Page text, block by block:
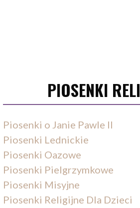
PIOSENKI
Piosenki o Janie Pawle II
Piosenki Lednickie
Piosenki Oazowe
Piosenki Pielgrzymkowe
Piosenki Misyjne
Piosenki Religijne Dla Dzieci